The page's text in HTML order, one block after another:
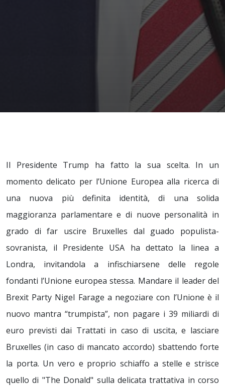
Il Presidente Trump ha fatto la sua scelta. In un
momento delicato per l’Unione Europea alla ricerca di
una nuova più definita identità, di una solida
maggioranza parlamentare e di nuove personalità in
grado di far uscire Bruxelles dal guado populista-
sovranista, il Presidente USA ha dettato la linea a
Londra, invitandola a infischiarsene delle regole
fondanti l’Unione europea stessa. Mandare il leader del
Brexit Party Nigel Farage a negoziare con l’Unione è il
nuovo mantra “trumpista”, non pagare i 39 miliardi di
euro previsti dai Trattati in caso di uscita, e lasciare
Bruxelles (in caso di mancato accordo) sbattendo forte
la porta. Un vero e proprio schiaffo a stelle e strisce
quello di "The Donald" sulla delicata trattativa in corso